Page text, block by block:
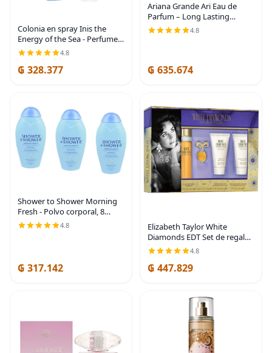
Colonia en spray Inis the
Energy of the Sea - Perfume
de tamaño de viaje para
mujeres y hombres - Colonia
fresca y limpia con aroma a
4.8
₲ 328.377
Ariana Grande Ari Eau de
Parfum – Long Lasting
Fragrance with Pear,
Raspberry, and Vanilla Orchid
4.8
₲ 635.674
Shower to Shower Morning
Fresh - Polvo corporal, 8
onzas (paquete de 3)
4.8
₲ 317.142
Elizabeth Taylor White
Diamonds EDT Set de regalo
de 1.7 fl oz | El juego incluye
White Diamonds EDT 1.7 oz,
EDP splash 0.12 oz, loción
4.8
₲ 447.829